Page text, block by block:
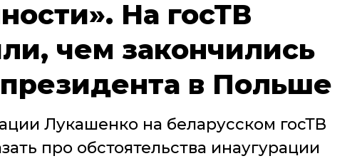
На госТВ
чем закончились
в Польше
Лукашенко на беларусском госТВ
про обстоятельства инаугурации